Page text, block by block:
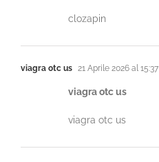
clozapin
viagra otc us 21 Aprile 2026 al 15:37
viagra otc us
viagra otc us